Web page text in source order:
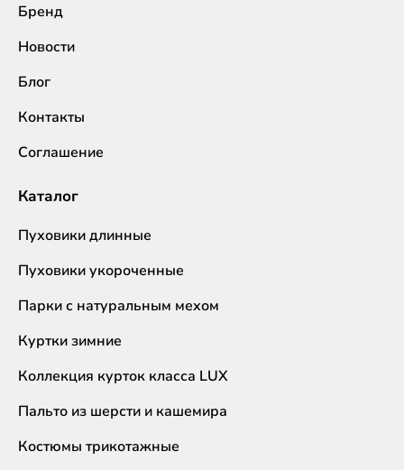
Бренд
Новости
Блог
Контакты
Соглашение
Каталог
Пуховики длинные
Пуховики укороченные
Парки с натуральным мехом
Куртки зимние
Коллекция курток класса LUX
Пальто из шерсти и кашемира
Костюмы трикотажные